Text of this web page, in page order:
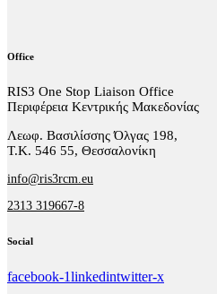
Office
RIS3 One Stop Liaison Office
Περιφέρεια Κεντρικής Μακεδονίας
Λεωφ. Βασιλίσσης Όλγας 198,
Τ.Κ. 546 55, Θεσσαλονίκη
info@ris3rcm.eu
2313 319667-8
Social
facebook-1linkedintwitter-x